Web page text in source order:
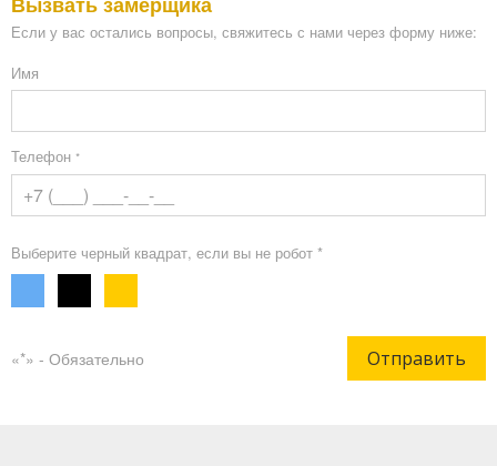
Если у вас остались вопросы, свяжитесь с нами через форму ниже:
Имя
Телефон *
Выберите черный квадрат, если вы не робот *
«*» - Обязательно Отправить